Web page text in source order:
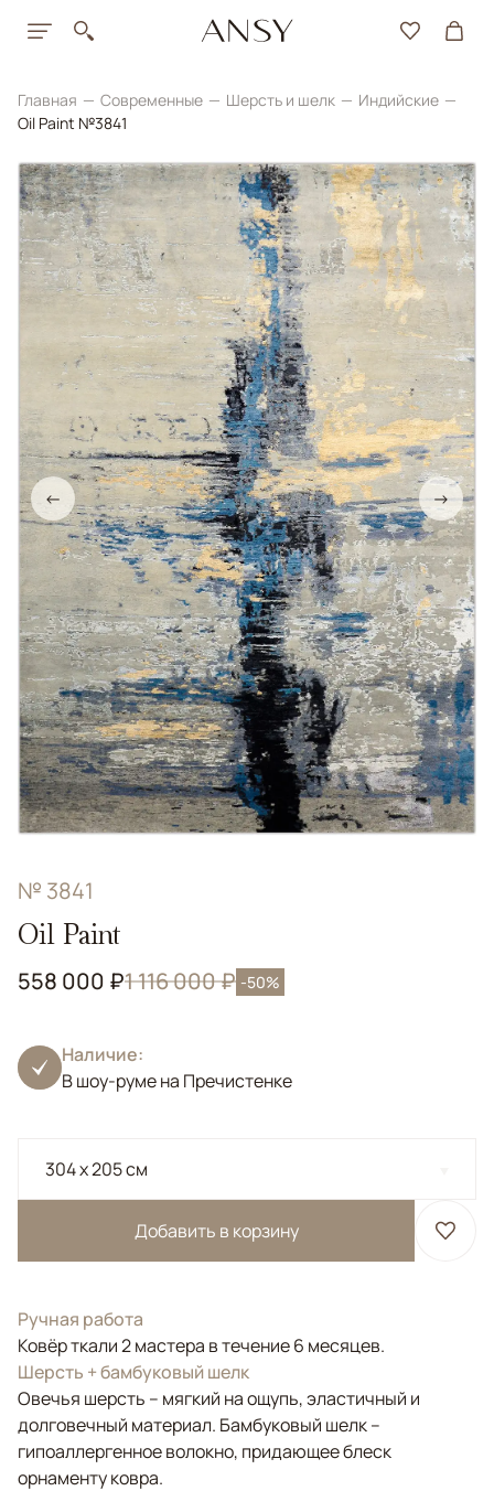
Главная Современные Шерсть и шелк
Индийские
Oil Paint №3841
← →
№ 3841
Oil Paint
558 000 ₽1 116 000 ₽ -50%
Наличие:
В шоу-руме на Пречистенке
304 x 205 см
Добавить в корзину
Ручная работа
Ковёр ткали 2 мастера в течение 6 месяцев.
Шерсть + бамбуковый шелк
Овечья шерсть – мягкий на ощупь, эластичный и
долговечный материал. Бамбуковый шелк –
гипоаллергенное волокно, придающее блеск
орнаменту ковра.